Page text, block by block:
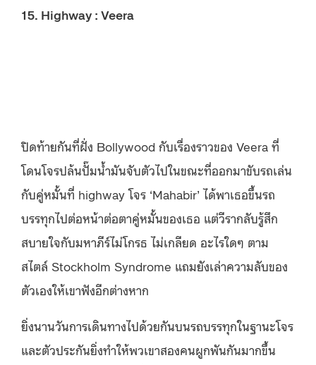
15. Highway : Veera
ปิดท้ายกันที่ฝั่ง Bollywood กับเรื่องราวของ Veera ที่
โดนโจรปล้นปั๊มน้ำมันจับตัวไปในขณะที่ออกมาขับรถเล่น
กับคู่หมั้นที่ highway โจร ‘Mahabir’ ได้พาเธอขึ้นรถ
บรรทุกไปต่อหน้าต่อตาคู่หมั้นของเธอ แต่วีรากลับรู้สึก
สบายใจกับมหาภีร์ไม่โกรธ ไม่เกลียด อะไรใดๆ ตาม
สไตล์ Stockholm Syndrome แถมยังเล่าความลับของ
ตัวเองให้เขาฟังอีกต่างหาก
ยิ่งนานวันการเดินทางไปด้วยกันบนรถบรรทุกในฐานะโจร
และตัวประกันยิ่งทำให้พวเขาสองคนผูกพันกันมากขึ้น